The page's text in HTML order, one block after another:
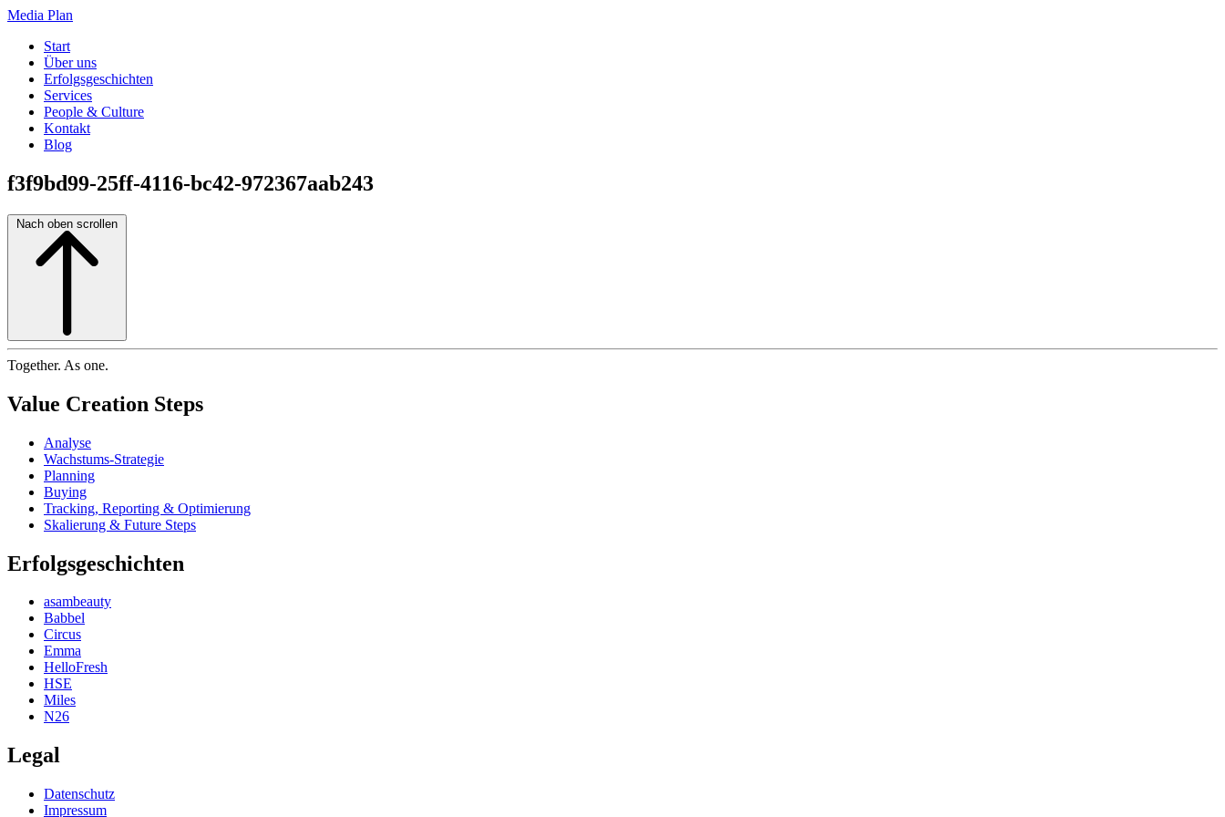
Media Plan
Start
Über uns
Erfolgsgeschichten
Services
People & Culture
Kontakt
Blog
f3f9bd99-25ff-4116-bc42-972367aab243
Nach oben scrollen
Together. As one.
Value Creation Steps
Analyse
Wachstums-Strategie
Planning
Buying
Tracking, Reporting & Optimierung
Skalierung & Future Steps
Erfolgsgeschichten
asambeauty
Babbel
Circus
Emma
HelloFresh
HSE
Miles
N26
Legal
Datenschutz
Impressum